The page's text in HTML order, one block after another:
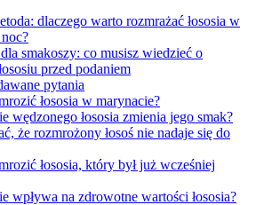
dlaczego warto rozmrażać łososia w
smakoszy: co musisz wiedzieć o
przed podaniem
pytania
łososia w marynacie?
wędzonego łososia zmienia jego smak?
że rozmrożony łosoś nie nadaje się do
łososia, który był już wcześniej
wpływa na zdrowotne wartości łososia?